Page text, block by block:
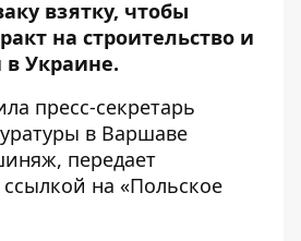
взятку, чтобы
на строительство и
в Украине.
пресс-секретарь
в Варшаве
передает
ссылкой на «Польское